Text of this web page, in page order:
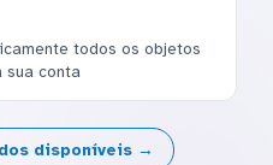
todos os objetos
sua conta
disponíveis →